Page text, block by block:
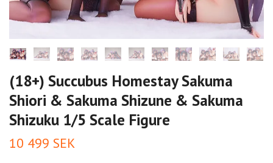
(18+) Succubus Homestay Sakuma
Shiori & Sakuma Shizune & Sakuma
Shizuku 1/5 Scale Figure
10 499 SEK